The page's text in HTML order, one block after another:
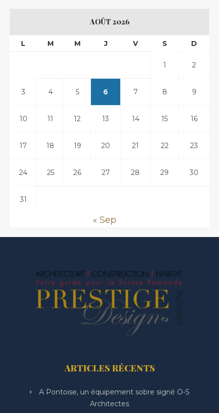
AOÛT 2026
L M M J V S D
1 2
3 4 5 6 7 8 9
10 11 12 13 14 15 16
17 18 19 20 21 22 23
24 25 26 27 28 29 30
31
« Sep
ARTICLES RÉCENTS
A Pontoise, un équipement sobre signé O-S
Architectes